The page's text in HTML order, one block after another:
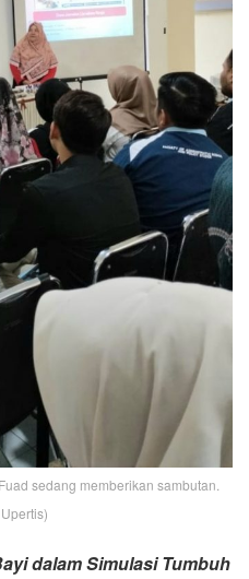
sedang memberikan sambutan.
dalam Simulasi Tumbuh